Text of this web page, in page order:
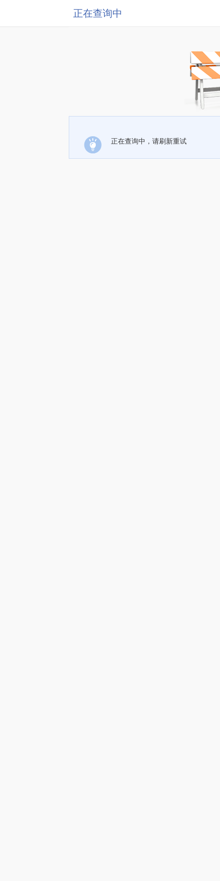
正在查询中
正在查询中，请刷新重试